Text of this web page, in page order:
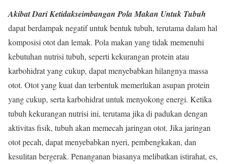
Akibat Dari Ketidakseimbangan Pola Makan Untuk Tubuh
dapat berdampak negatif untuk bentuk tubuh, terutama dalam hal
komposisi otot dan lemak. Pola makan yang tidak memenuhi
kebutuhan nutrisi tubuh, seperti kekurangan protein atau
karbohidrat yang cukup, dapat menyebabkan hilangnya massa
otot. Otot yang kuat dan terbentuk memerlukan asupan protein
yang cukup, serta karbohidrat untuk menyokong energi. Ketika
tubuh kekurangan nutrisi ini, terutama jika di padukan dengan
aktivitas fisik, tubuh akan memecah jaringan otot. Jika jaringan
otot pecah, dapat menyebabkan nyeri, pembengkakan, dan
kesulitan bergerak. Penanganan biasanya melibatkan istirahat, es,